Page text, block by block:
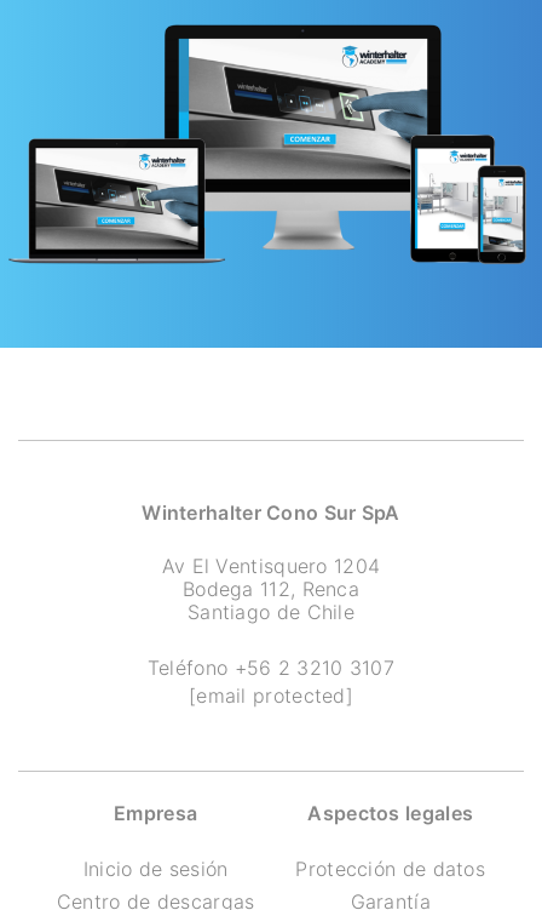
Winterhalter Cono Sur SpA
Av El Ventisquero 1204
Bodega 112, Renca
Santiago de Chile
Teléfono +56 2 3210 3107
[email protected]
Empresa
Inicio de sesión
Centro de descargas
Aspectos legales
Protección de datos
Garantía